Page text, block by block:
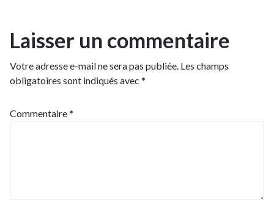
Laisser un commentaire
Votre adresse e-mail ne sera pas publiée. Les champs
obligatoires sont indiqués avec *
Commentaire*